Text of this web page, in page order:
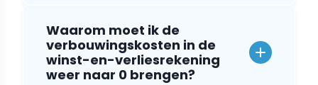
Waarom moet ik de
verbouwingskosten in de
winst-en-verliesrekening
weer naar 0 brengen?